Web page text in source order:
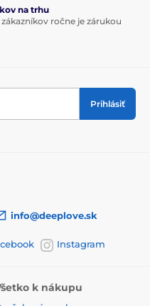
na trhu
ročne je zárukou
Prihlásiť
info@deeplove.sk
Instagram
k nákupu